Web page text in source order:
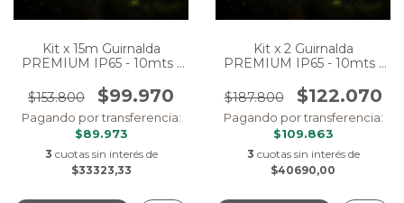
Kit x 15m Guirnalda
PREMIUM IP65 - 10mts -
10m))
$153.800 $99.970
Pagando por transferencia:
$89.973
3 cuotas sin interés de
$33323,33
Kit x 2 Guirnalda
PREMIUM IP65 - 10mts -
$187.800
$122.070
Pagando por transferencia:
$109.863
3 cuotas sin interés de
$40690,00